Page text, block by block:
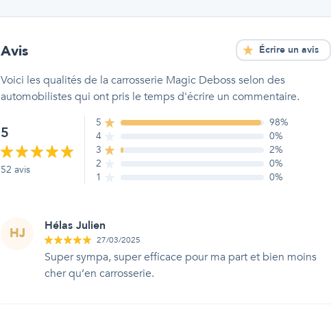
Avis Écrire un avis
Voici les qualitésde la carrosserie Magic Debossselon des
automobilistes qui ont pris le temps d'écrire un commentaire.
5
52 avis
5 98%
4
0%
3
2%
2
0%
1
0%
HJ Hélas Julien
27/03/2025
Super sympa, super efficace pour ma part et bien moins
cher qu’en carrosserie.